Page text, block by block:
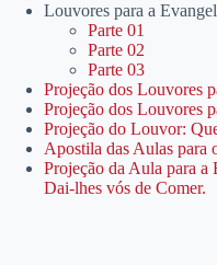
Louvores para a
Parte 01
Parte 02
Parte 03
Projeção dos Louvores
Projeção dos Louvores
Projeção do Louvor:
Apostila das Aulas para
Projeção da Aula para a
Dai-lhes vós de Comer.